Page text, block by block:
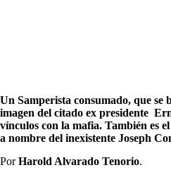
Un Samperista consumado, que se
imagen del citado ex presidente
vínculos con la mafia. También es
a nombre del inexistente Joseph
PorHarold Alvarado Tenorio.